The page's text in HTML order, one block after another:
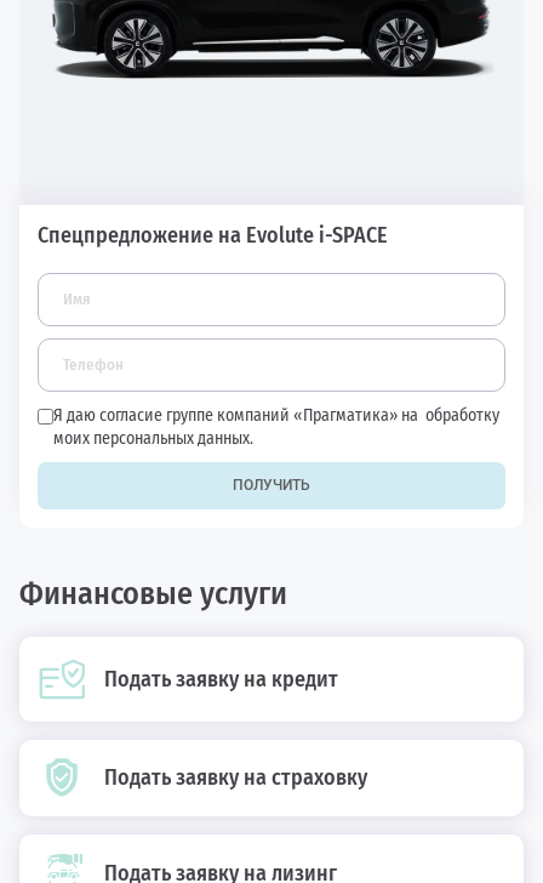
Спецпредложение на Evolute i-SPACE
Я даю согласие группе компаний «Прагматика» на обработку
моих персональных данных.
ПОЛУЧИТЬ
Финансовые услуги
Подать заявку на кредит
Подать заявку на страховку
Подать заявку на лизинг